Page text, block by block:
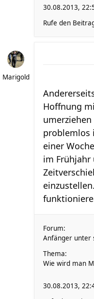
30.08.2013,
Rufe den
Marigold
Hoffnung
problemlos
einer
im Frühjahr
Forum:
Anfänger unter
Thema:
Wie wird man
30.08.2013,